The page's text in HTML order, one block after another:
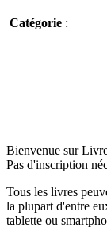
Catégorie :
Bienvenue sur
Pas d'inscription
Tous les livres
la plupart d'entre
tablette ou